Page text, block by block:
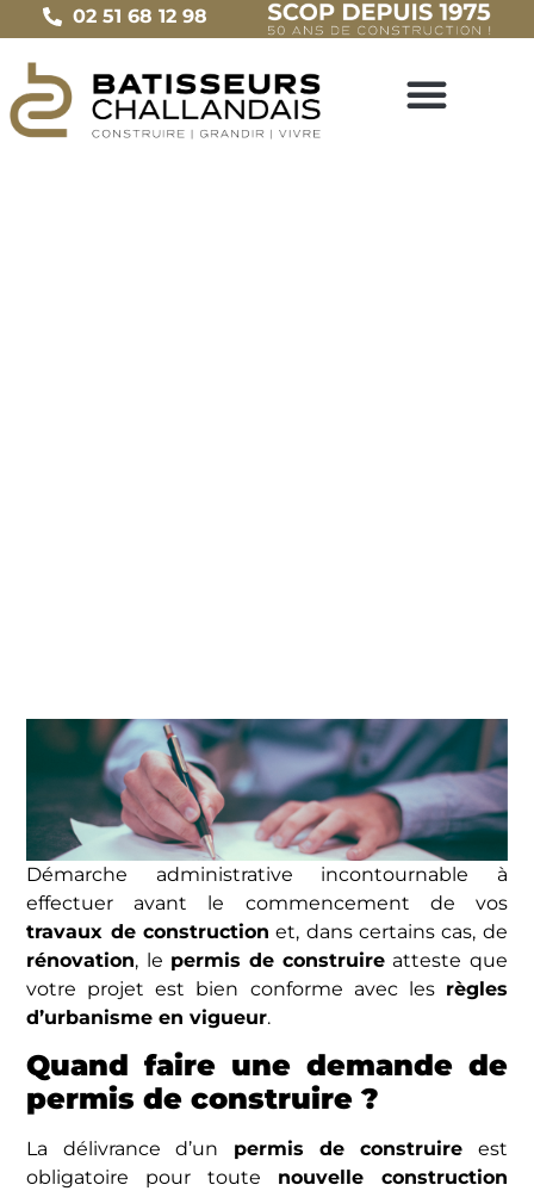
02 51 68 12 98
Démarche administrative incontournable à
effectuer avant le commencement de vos
travaux de construction et, dans certains cas, de
rénovation, le permis de construire atteste que
votre projet est bien conforme avec les règles
d’urbanisme en vigueur.
Quand faire une demande de
permis de construire ?
La délivrance d’un permis de construire est
obligatoire pour toute nouvelle construction